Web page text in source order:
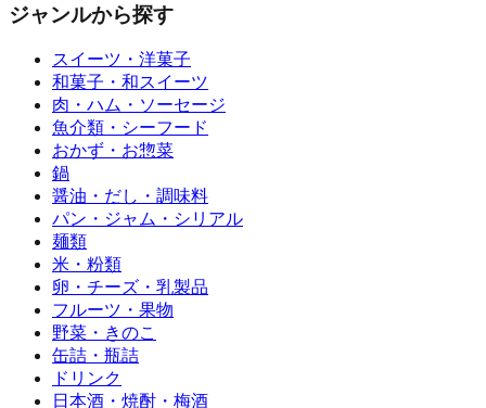
ジャンルから探す
スイーツ・洋菓子
和菓子・和スイーツ
肉・ハム・ソーセージ
魚介類・シーフード
おかず・お惣菜
鍋
醤油・だし・調味料
パン・ジャム・シリアル
麺類
米・粉類
卵・チーズ・乳製品
フルーツ・果物
野菜・きのこ
缶詰・瓶詰
ドリンク
日本酒・焼酎・梅酒